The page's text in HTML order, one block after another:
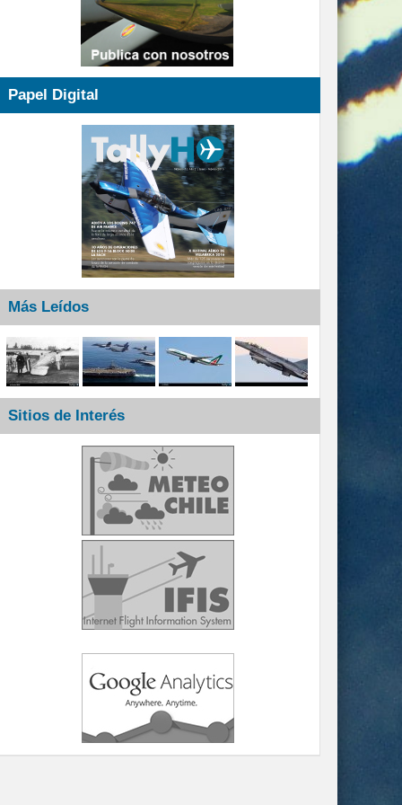
Papel Digital
Más Leídos
Sitios de Interés